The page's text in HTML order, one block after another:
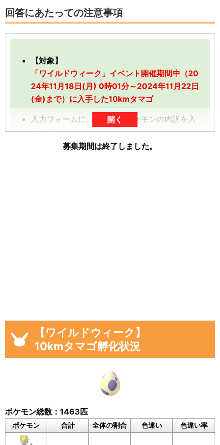
回答にあたっての注意事項
【対象】
「ワイルドウィーク」イベント開催期間中（20
24年11月18日(月) 0時01分～2024年11月22日
(金)まで）に入手した10kmタマゴ
入力フォームに、孵化したポケモンの内訳を入
力してください。
「-」や「+」をタップしていただくと、数を入
の内容は、フォームの下のログに公開されま
す。
開く
入力フォーム＆画像出力
より正確な集計結果を算出するため、上記の
注意事項のご確認にご協力をお願いします。
募集期間は終了しました。
【ワイルドウィーク】
10kmタマゴ孵化状況
ポケモン総数：1463匹
ポケモン 合計 全体の割合 色違い 色違い率